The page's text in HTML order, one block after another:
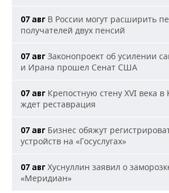
07 авг В России могут расширить
получателей двух пенсий
07 авг Законопроект об усилении
и Ирана прошел Сенат США
07 авг Крепостную стену XVI века
ждет реставрация
07 авг Бизнес обяжут
устройств на «Госуслугах»
07 авг Хуснуллин заявил о
«Меридиан»